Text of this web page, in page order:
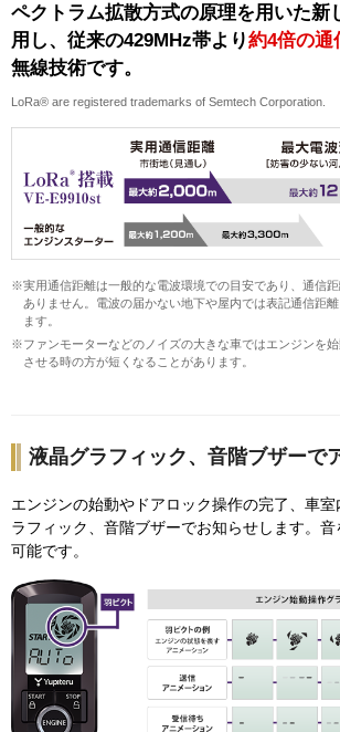
ペクトラム拡散方式の原理を用いた新
用し、従来の429MHz帯より約4倍の通
無線技術です。
LoRa® are registered trademarks of Semtech Corporation.
※実用通信距離は一般的な電波環境での目安であり、通信
ありません。電波の届かない地下や屋内では表記通信距
ます。
※ファンモーターなどのノイズの大きな車ではエンジンを
させる時の方が短くなることがあります。
液晶グラフィック、音階ブザーで
エンジンの始動やドアロック操作の完了、車
ラフィック、音階ブザーでお知らせします。
可能です。